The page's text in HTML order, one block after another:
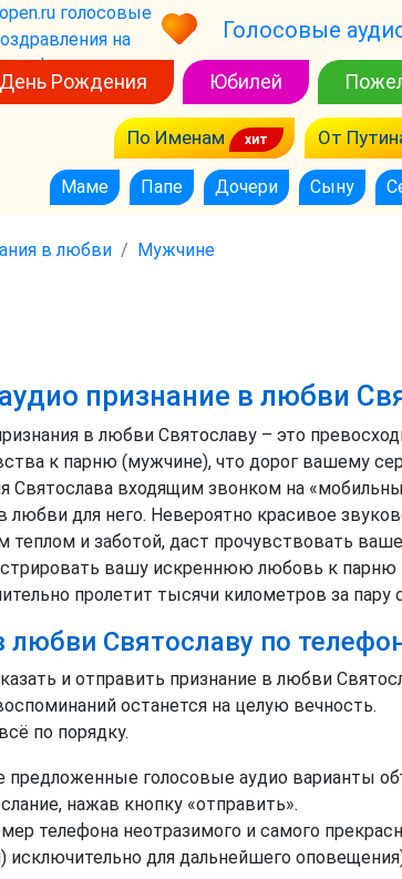
Голосовые
День Рождения Юбилей
По Именам От
Маме Папе Дочери Сыну
в любви Мужчине
признание в любви
в любви Святославу – это
к парню (мужчине), что дорог вашему
Святослава входящим звонком на
любви для него. Невероятно красивое
теплом и заботой, даст прочувствовать
вашу искреннюю любовь к парню
пролетит тысячи километров за
любви Святославу по
и отправить признание в любви
останется на целую вечность.
по порядку.
предложенные голосовые аудио варианты
нажав кнопку «отправить».
телефона неотразимого и самого
исключительно для дальнейшего